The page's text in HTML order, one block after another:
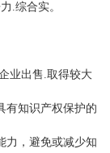
.综合实。
业出售.取得较大
有知识产权保护的
力，避免或减少知